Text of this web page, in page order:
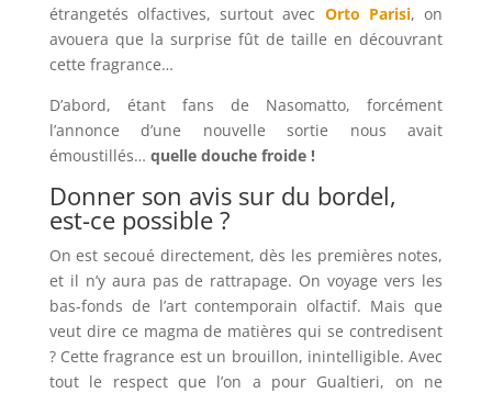
étrangetés olfactives, surtout avec Orto Parisi, on
avouera que la surprise fût de taille en découvrant
cette fragrance…
D’abord, étant fans de Nasomatto, forcément
l’annonce d’une nouvelle sortie nous avait
émoustillés… quelle douche froide !
Donner son avis sur du bordel,
est-ce possible ?
On est secoué directement, dès les premières notes,
et il n’y aura pas de rattrapage. On voyage vers les
bas-fonds de l’art contemporain olfactif. Mais que
veut dire ce magma de matières qui se contredisent
? Cette fragrance est un brouillon, inintelligible. Avec
tout le respect que l’on a pour Gualtieri, on ne